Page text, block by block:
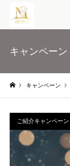
キャンペーン
キャンペーン
ご紹介キャンペーン